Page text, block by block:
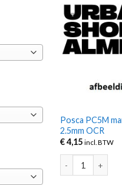
Posca PC5M
2.5mm OCR
€4,15 incl. BTW